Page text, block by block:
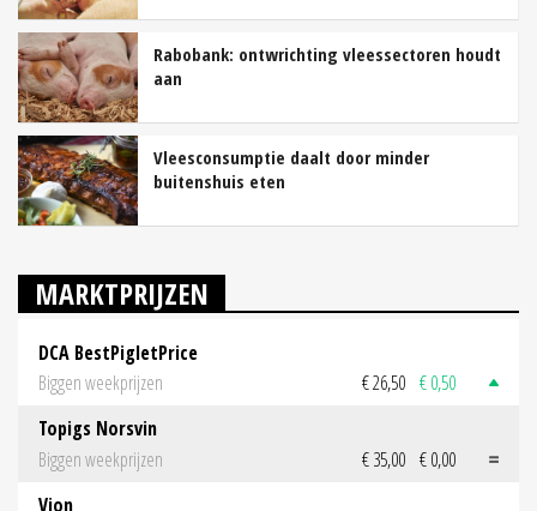
Rabobank: ontwrichting vleessectoren houdt
aan
Vleesconsumptie daalt door minder
buitenshuis eten
MARKTPRIJZEN
DCA BestPigletPrice
Biggen weekprijzen
€ 26,50 € 0,50
Topigs Norsvin
Biggen weekprijzen
€ 35,00 € 0,00
Vion